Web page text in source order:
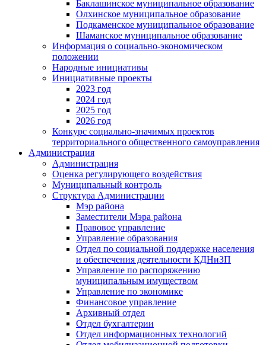
Баклашинское муниципальное образование
Олхинское муниципальное образование
Подкаменское муниципальное образование
Шаманское муниципальное образование
Информация о социально-экономическом
положении
Народные инициативы
Инициативные проекты
2023 год
2024 год
2025 год
2026 год
Конкурс социально-значимых проектов
территориального общественного самоуправления
Администрация
Администрация
Оценка регулирующего воздействия
Муниципальный контроль
Структура Администрации
Мэр района
Заместители Мэра района
Правовое управление
Управление образования
Отдел по социальной поддержке населения
и обеспечения деятельности КДНиЗП
Управление по распоряжению
муниципальным имуществом
Управление по экономике
Финансовое управление
Архивный отдел
Отдел бухгалтерии
Отдел информационных технологий